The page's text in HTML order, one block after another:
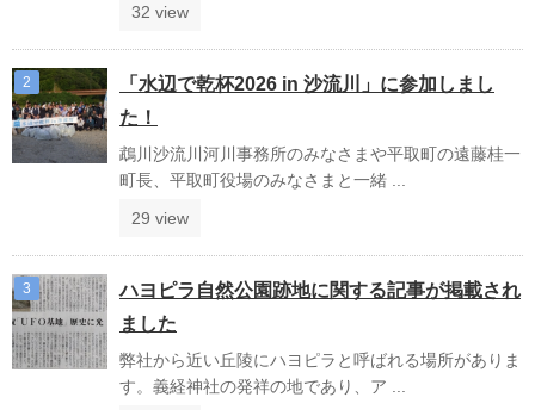
32 view
「水辺で乾杯2026 in 沙流川」に参加しまし
た！
鵡川沙流川河川事務所のみなさまや平取町の遠藤桂一
町長、平取町役場のみなさまと一緒 ...
29 view
ハヨピラ自然公園跡地に関する記事が掲載され
ました
弊社から近い丘陵にハヨピラと呼ばれる場所がありま
す。義経神社の発祥の地であり、ア ...